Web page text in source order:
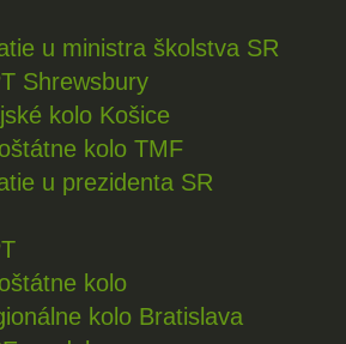
u ministra školstva SR
Shrewsbury
kolo Košice
kolo TMF
u prezidenta SR
kolo
kolo Bratislava